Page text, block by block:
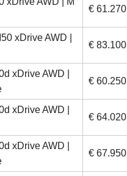
€ 61.270
xDrive AWD |
€ 83.100
xDrive AWD |
€ 60.250
xDrive AWD |
€ 64.020
xDrive AWD |
€ 67.950